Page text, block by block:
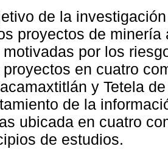
de la
proyectos de
motivadas por los
proyectos en cuatro
y Tetela
de la
ubicada en cuatro
de estudios.